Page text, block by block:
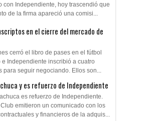
con Independiente, hoy trascendió que
de la firma apareció una comisi...
en el cierre del mercado de
cerró el libro de pases en el fútbol
e Independiente inscribió a cuatro
para seguir negociando. Ellos son...
y es refuerzo de Independiente
es refuerzo de Independiente.
emitieron un comunicado con los
y financieros de la adquis...